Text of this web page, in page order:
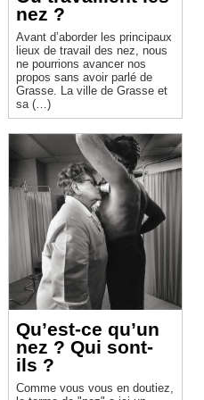
nez ?
Avant d’aborder les principaux
lieux de travail des nez, nous
ne pourrions avancer nos
propos sans avoir parlé de
Grasse. La ville de Grasse et
sa (…)
Qu’est-ce qu’un
nez ? Qui sont-
ils ?
Comme vous vous en doutiez,